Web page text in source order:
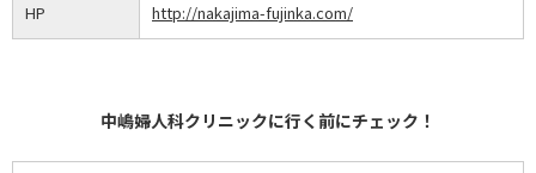
HP http://nakajima-fujinka.com/
中嶋婦人科クリニックに行く前にチェック！